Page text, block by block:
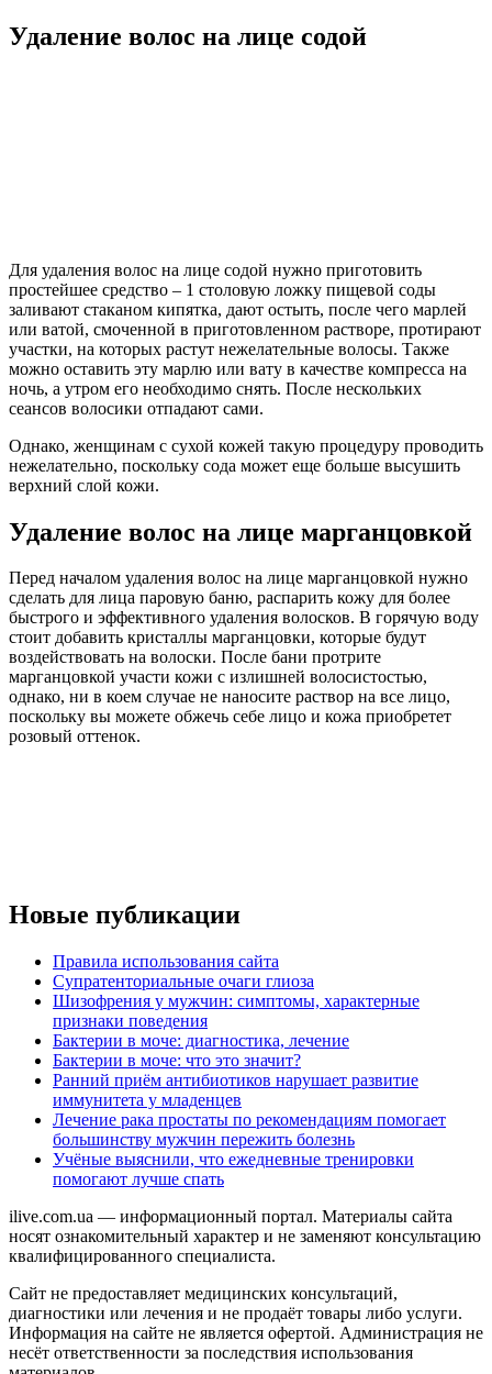
Удаление волос на лице содой
Для удаления волос на лице содой нужно приготовить
простейшее средство – 1 столовую ложку пищевой соды
заливают стаканом кипятка, дают остыть, после чего марлей
или ватой, смоченной в приготовленном растворе, протирают
участки, на которых растут нежелательные волосы. Также
можно оставить эту марлю или вату в качестве компресса на
ночь, а утром его необходимо снять. После нескольких
сеансов волосики отпадают сами.
Однако, женщинам с сухой кожей такую процедуру проводить
нежелательно, поскольку сода может еще больше высушить
верхний слой кожи.
Удаление волос на лице марганцовкой
Перед началом удаления волос на лице марганцовкой нужно
сделать для лица паровую баню, распарить кожу для более
быстрого и эффективного удаления волосков. В горячую воду
стоит добавить кристаллы марганцовки, которые будут
воздействовать на волоски. После бани протрите
марганцовкой участи кожи с излишней волосистостью,
однако, ни в коем случае не наносите раствор на все лицо,
поскольку вы можете обжечь себе лицо и кожа приобретет
розовый оттенок.
Новые публикации
Правила использования сайта
Супратенториальные очаги глиоза
Шизофрения у мужчин: симптомы, характерные
признаки поведения
Бактерии в моче: диагностика, лечение
Бактерии в моче: что это значит?
Ранний приём антибиотиков нарушает развитие
иммунитета у младенцев
Лечение рака простаты по рекомендациям помогает
большинству мужчин пережить болезнь
Учёные выяснили, что ежедневные тренировки
помогают лучше спать
ilive.com.ua — информационный портал. Материалы сайта
носят ознакомительный характер и не заменяют консультацию
квалифицированного специалиста.
Сайт не предоставляет медицинских консультаций,
диагностики или лечения и не продаёт товары либо услуги.
Информация на сайте не является офертой. Администрация не
несёт ответственности за последствия использования